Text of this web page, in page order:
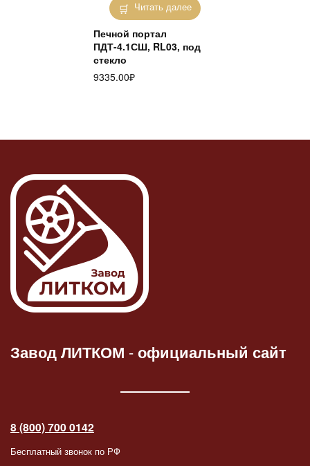
Читать далее
Печной портал
ПДТ-4.1СШ, RL03, под
стекло
9335.00₽
Завод ЛИТКОМ -официальный сайт
8 (800) 700 0142
Бесплатный звонок по РФ